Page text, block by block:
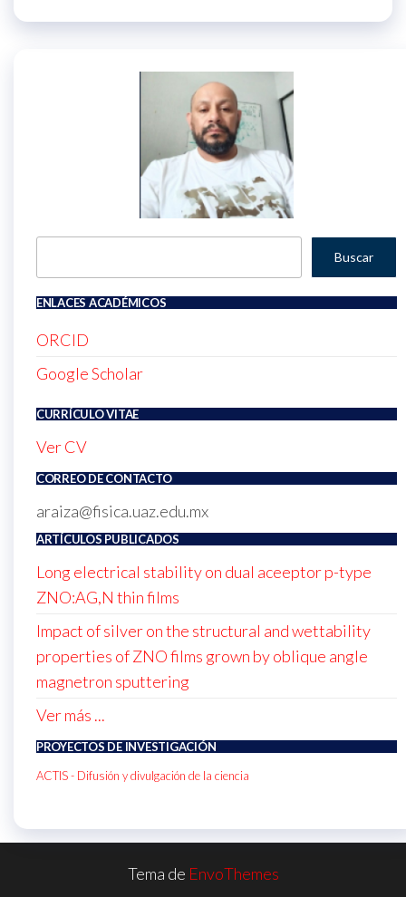
Buscar
ENLACES ACADÉMICOS
ORCID
Google Scholar
CURRÍCULO VITAE
Ver CV
CORREO DE CONTACTO
araiza@fisica.uaz.edu.mx
ARTÍCULOS PUBLICADOS
Long electrical stability on dual aceeptor p-type
ZNO:AG,N thin films
Impact of silver on the structural and wettability
properties of ZNO films grown by oblique angle
magnetron sputtering
Ver más ...
PROYECTOS DE INVESTIGACIÓN
ACTIS - Difusión y divulgación de la ciencia
Tema de EnvoThemes